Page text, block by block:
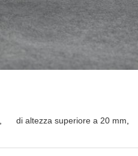
di altezza superiore a 20 mm